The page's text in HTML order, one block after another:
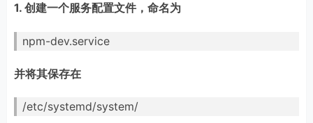
1. 创建一个服务配置文件，命名为
npm-dev.service
并将其保存在
/etc/systemd/system/